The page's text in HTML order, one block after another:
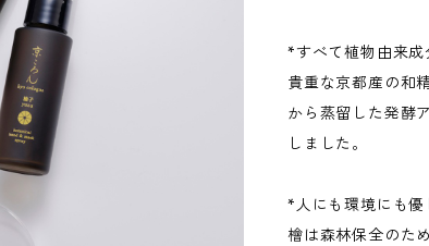
*すべて植物由来成
貴重な京都産の和
から蒸留した発酵
しました。
*人にも環境にも優
檜は森林保全のた